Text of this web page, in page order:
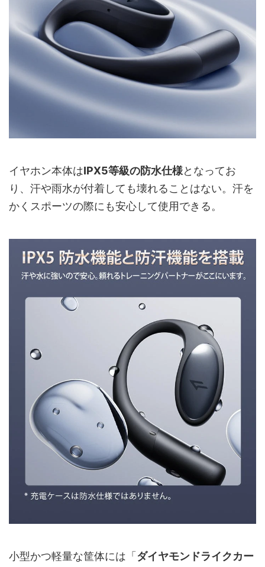
イヤホン本体はIPX5等級の防水仕様となってお
り、汗や雨水が付着しても壊れることはない。汗を
かくスポーツの際にも安心して使用できる。
小型かつ軽量な筐体には「 ダイヤモンドライクカー